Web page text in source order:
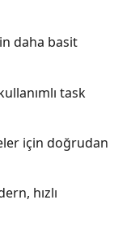
daha basit
task
için doğrudan
hızlı